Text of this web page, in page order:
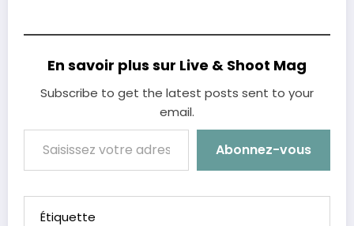
En savoir plus sur Live & Shoot Mag
Subscribe to get the latest posts sent to your
email.
Saisissez votre adresse e-mail…
Abonnez-vous
Étiquette